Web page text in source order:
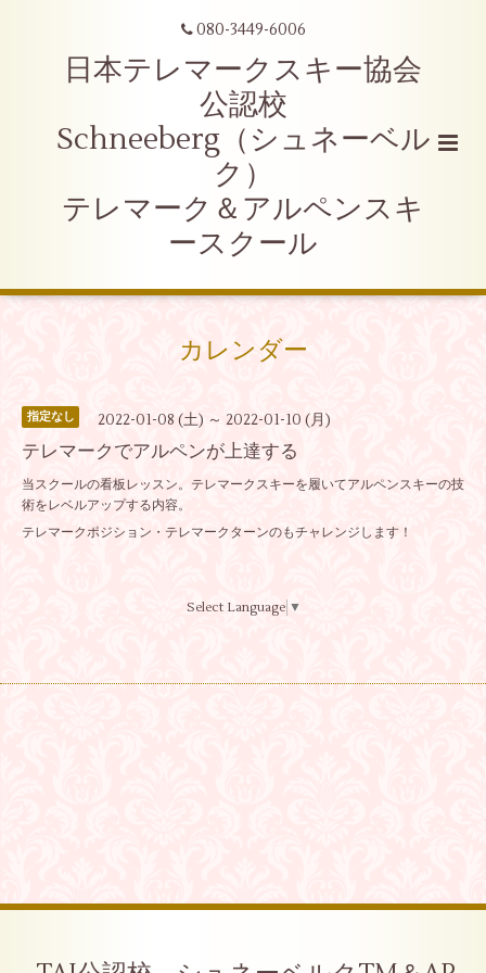
080-3449-6006
日本テレマークスキー協会
公認校
Schneeberg（シュネーベル
ク）
テレマーク＆アルペンスキ
ースクール
カレンダー
指定なし 2022-01-08 (土) ～ 2022-01-10 (月)
テレマークでアルペンが上達する
当スクールの看板レッスン。テレマークスキーを履いてアルペンスキーの技
術をレベルアップする内容。
テレマークポジション・テレマークターンのもチャレンジします！
Select Language ▼